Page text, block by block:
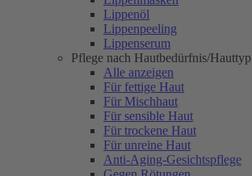
Lippenöl
Lippenpeeling
Lippenserum
Pflege nach Hautbedürfnis/Hauttyp
Alle anzeigen
Für fettige Haut
Für Mischhaut
Für sensible Haut
Für trockene Haut
Für unreine Haut
Anti-Aging-Gesichtspflege